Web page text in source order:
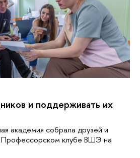
и поддерживать их
академия собрала друзей и
Профессорском клубе ВШЭ на